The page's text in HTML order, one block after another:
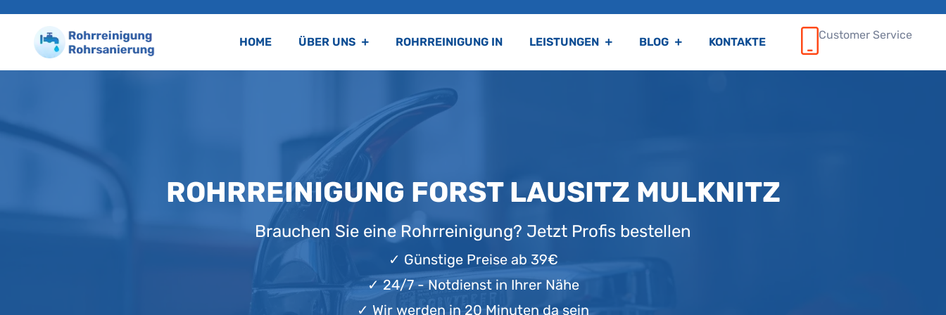
HOME ÜBER UNS ROHRREINIGUNG IN LEISTUNGEN BLOG KONTAKTE
Customer Service
ROHRREINIGUNG FORST LAUSITZ MULKNITZ
Brauchen Sie eine Rohrreinigung? Jetzt Profis bestellen
✓ Günstige Preise ab 39€
✓24/7 - Notdienst in Ihrer Nähe
✓ Wir werden in 20 Minuten da sein